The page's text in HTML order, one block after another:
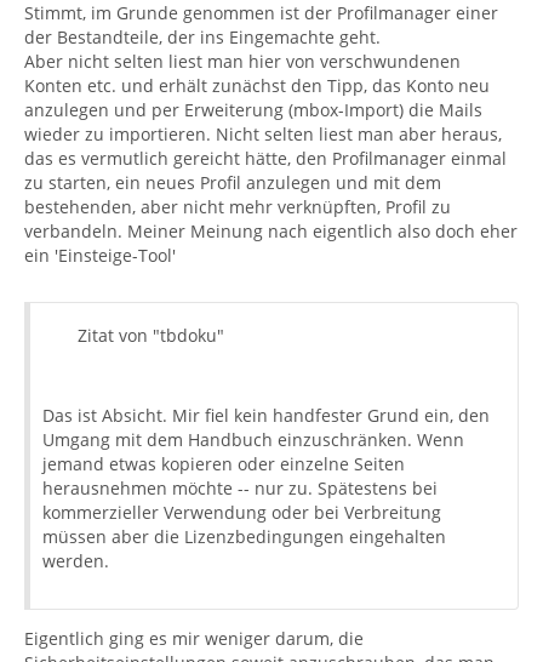
Stimmt, im Grunde genommen ist der Profilmanager einer
der Bestandteile, der ins Eingemachte geht.
Aber nicht selten liest man hier von verschwundenen
Konten etc. und erhält zunächst den Tipp, das Konto neu
anzulegen und per Erweiterung (mbox-Import) die Mails
wieder zu importieren. Nicht selten liest man aber heraus,
das es vermutlich gereicht hätte, den Profilmanager einmal
zu starten, ein neues Profil anzulegen und mit dem
bestehenden, aber nicht mehr verknüpften, Profil zu
verbandeln. Meiner Meinung nach eigentlich also doch eher
ein 'Einsteige-Tool'
Zitat von "tbdoku"
Das ist Absicht. Mir fiel kein handfester Grund ein, den
Umgang mit dem Handbuch einzuschränken. Wenn
jemand etwas kopieren oder einzelne Seiten
herausnehmen möchte -- nur zu. Spätestens bei
kommerzieller Verwendung oder bei Verbreitung
müssen aber die Lizenzbedingungen eingehalten
werden.
Eigentlich ging es mir weniger darum, die